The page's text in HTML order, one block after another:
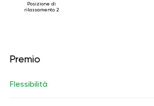
Posizione di
rilassamento 2
Premio
Flessibilità